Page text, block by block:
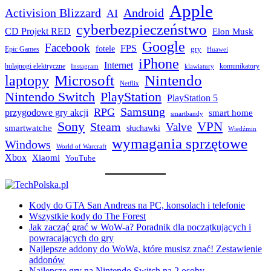
Activision Blizzard AI Android Apple
CD Projekt RED cyberbezpieczeństwo Elon Musk
Epic Games Facebook fotele FPS Google gry Huawei
hulajnogi elektryczne Instagram Internet iPhone klawiatury komunikatory
laptopy Microsoft Netflix Nintendo
Nintendo Switch PlayStation PlayStation 5
przygodowe gry akcji RPG Samsung smartbandy smart home
smartwatche Sony Steam słuchawki Valve VPN Wiedźmin
Windows World of Warcraft wymagania sprzętowe
Xbox Xiaomi YouTube
Kody do GTA San Andreas na PC, konsolach i telefonie
Wszystkie kody do The Forest
Jak zacząć grać w WoW-a? Poradnik dla początkujących i
powracających do gry
Najlepsze addony do WoWa, które musisz znać! Zestawienie
addonów